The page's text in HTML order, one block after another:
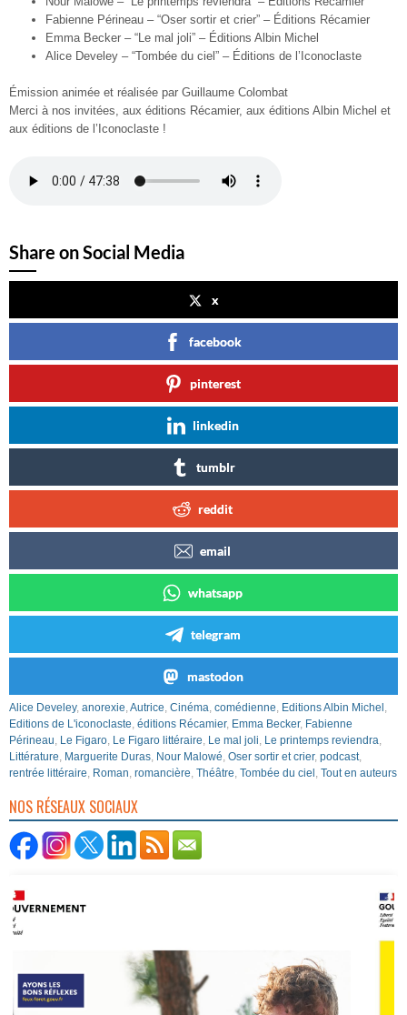
Fabienne Périneau – “Oser sortir et crier” – Éditions Récamier
Emma Becker – “Le mal joli” – Éditions Albin Michel
Alice Develey – “Tombée du ciel” – Éditions de l’Iconoclaste
Émission animée et réalisée par Guillaume Colombat
Merci à nos invitées, aux éditions Récamier, aux éditions Albin Michel et
aux éditions de l’Iconoclaste !
Share on Social Media
x
facebook
pinterest
linkedin
tumblr
reddit
email
whatsapp
telegram
mastodon
Alice Develey, anorexie,Autrice, Cinéma, comédienne, Editions Albin Michel ,
Editions de L'iconoclaste, éditions Récamier, Emma Becker, Fabienne
Périneau, Le Figaro, Le Figaro littéraire, Le mal joli, Le printemps reviendra,
Littérature, Marguerite Duras, Nour Malowé, Oser sortir et crier, podcast,
rentrée littéraire, Roman, romancière, Théâtre, Tombée du ciel , Tout en auteurs
NOS RÉSEAUX SOCIAUX